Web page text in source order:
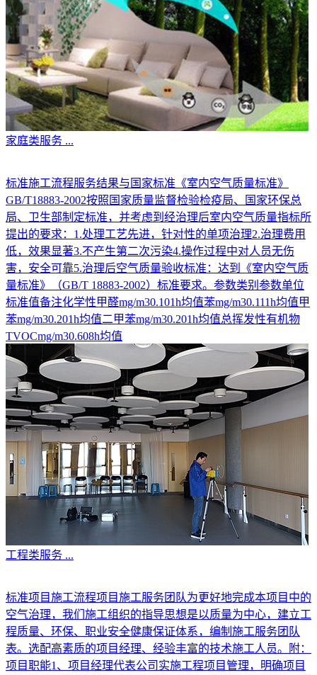
家庭类服务 ...
标准施工流程服务结果与国家标准《室内空气质量标准》
GB/T18883-2002按照国家质量监督检验检疫局、国家环保总
局、卫生部制定标准，并考虑到经治理后室内空气质量指标所
提出的要求：1.处理工艺先进，针对性的单项治理2.治理费用
低，效果显著3.不产生第二次污染4.操作过程中对人员无伤
害，安全可靠5.治理后空气质量验收标准：达到《室内空气质
量标准》（GB/T 18883-2002）标准要求。参数类别参数单位
标准值备注化学性甲醛mg/m30.101h均值苯mg/m30.111h均值甲
苯mg/m30.201h均值二甲苯mg/m30.201h均值总挥发性有机物
TVOCmg/m30.608h均值
工程类服务 ...
标准项目施工流程项目施工服务团队为更好地完成本项目中的
空气治理，我们施工组织的指导思想是以质量为中心，建立工
程质量、环保、职业安全健康保证体系，编制施工服务团队
表。选配高素质的项目经理、经验丰富的技术施工人员。附：
项目职能1、项目经理代表公司实施工程项目管理，明确项目